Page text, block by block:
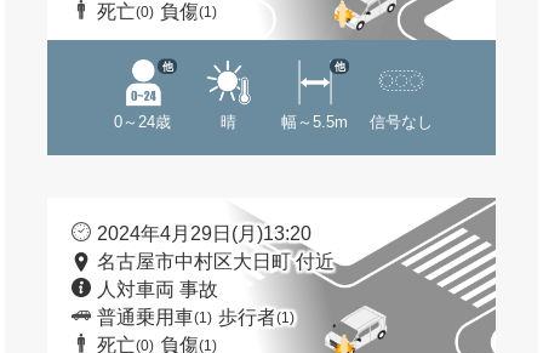
死亡(0) 負傷(1)
0～24歳
他
晴 幅～5.5m
他
信号なし
2024年4月29日(月)13:20
名古屋市中村区大日町 付近
人対車両 事故
普通乗用車(1) 歩行者(1)
死亡(0) 負傷(1)